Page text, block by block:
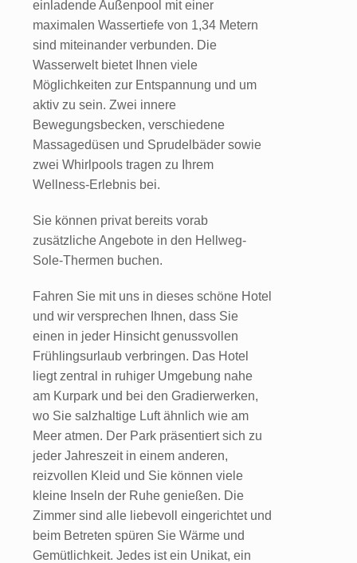
einladende Außenpool mit einer
maximalen Wassertiefe von 1,34 Metern
sind miteinander verbunden. Die
Wasserwelt bietet Ihnen viele
Möglichkeiten zur Entspannung und um
aktiv zu sein. Zwei innere
Bewegungsbecken, verschiedene
Massagedüsen und Sprudelbäder sowie
zwei Whirlpools tragen zu Ihrem
Wellness-Erlebnis bei.
Sie können privat bereits vorab
zusätzliche Angebote in den Hellweg-
Sole-Thermen buchen.
Fahren Sie mit uns in dieses schöne Hotel
und wir versprechen Ihnen, dass Sie
einen in jeder Hinsicht genussvollen
Frühlingsurlaub verbringen. Das Hotel
liegt zentral in ruhiger Umgebung nahe
am Kurpark und bei den Gradierwerken,
wo Sie salzhaltige Luft ähnlich wie am
Meer atmen. Der Park präsentiert sich zu
jeder Jahreszeit in einem anderen,
reizvollen Kleid und Sie können viele
kleine Inseln der Ruhe genießen. Die
Zimmer sind alle liebevoll eingerichtet und
beim Betreten spüren Sie Wärme und
Gemütlichkeit. Jedes ist ein Unikat, ein